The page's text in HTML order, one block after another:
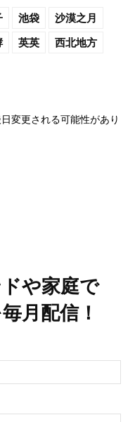
池袋
沙漠之月
英英
西北地方
変更される可能性があり
や家庭で
月配信！